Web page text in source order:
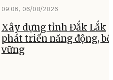
09:06, 06/08/2026
Xây dựng tỉnh Đắk Lắk
phát triển năng động,
vững